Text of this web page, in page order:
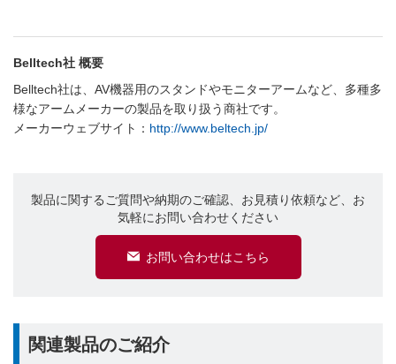
Belltech社 概要
Belltech社は、AV機器用のスタンドやモニターアームなど、多種多
様なアームメーカーの製品を取り扱う商社です。
メーカーウェブサイト： http://www.beltech.jp/
製品に関するご質問や納期のご確認、お見積り依頼など、お
気軽にお問い合わせください
お問い合わせはこちら
関連製品のご紹介